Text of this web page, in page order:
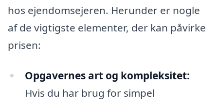
hos ejendomsejeren. Herunder er nogle
af de vigtigste elementer, der kan påvirke
prisen:
Opgavernes art og kompleksitet:
Hvis du har brug for simpel